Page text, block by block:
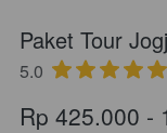
Paket Tour
5.0
Rp 425.000 -